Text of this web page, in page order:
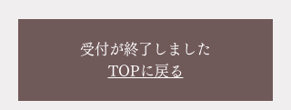
受付が終了しました
TOPに戻る